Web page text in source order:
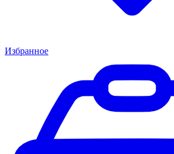
Избранное